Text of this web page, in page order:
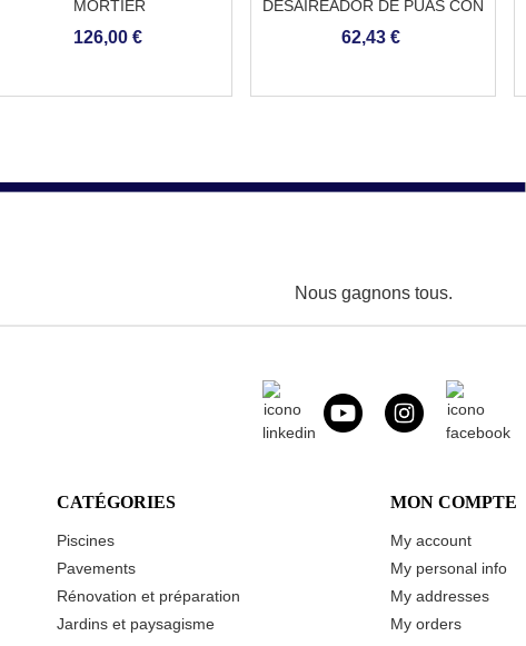
MORTIER
D'IMPERMEABILISATION ET
126,00 €
DESAIREADOR DE PÚAS CON
PROTECCIÓN
62,43 €
Nous gagnons tous.
CATÉGORIES
Piscines
Pavements
Rénovation et préparation
Jardins et paysagisme
MON COMPTE
My account
My personal info
My addresses
My orders